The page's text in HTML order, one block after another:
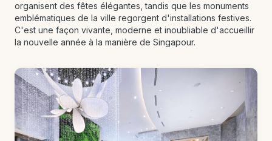
organisent des fêtes élégantes, tandis que les monuments
emblématiques de la ville regorgent d'installations festives.
C'est une façon vivante, moderne et inoubliable d'accueillir
la nouvelle année à la manière de Singapour.